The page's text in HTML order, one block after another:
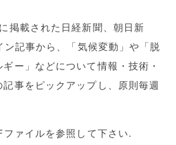
掲載された日経新聞、朝日新
記事から、「気候変動」や「脱
ー」などについて情報・技術・
事をピックアップし、原則毎週
ァイルを参照して下さい.